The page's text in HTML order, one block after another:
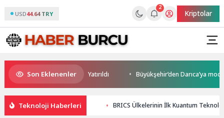
USD44.64 TRY
2
Kriptolar
Son Eklenenler
Potansiyeli Masaya Yatırıldı Büyükşehir’den Darıca’ya modern
Teknoloji Haberleri BRICS Ülkelerinin İlk Kuantum